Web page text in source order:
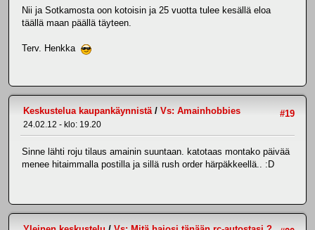
Nii ja Sotkamosta oon kotoisin ja 25 vuotta tulee kesällä eloa
täällä maan päällä täyteen.
Terv. Henkka
#19
Keskustelua kaupankäynnistä/ Vs: Amainhobbies
24.02.12 - klo: 19.20
Sinne lähti roju tilaus amainin suuntaan. katotaas montako päivää
menee hitaimmalla postilla ja sillä rush order härpäkkeellä.. :D